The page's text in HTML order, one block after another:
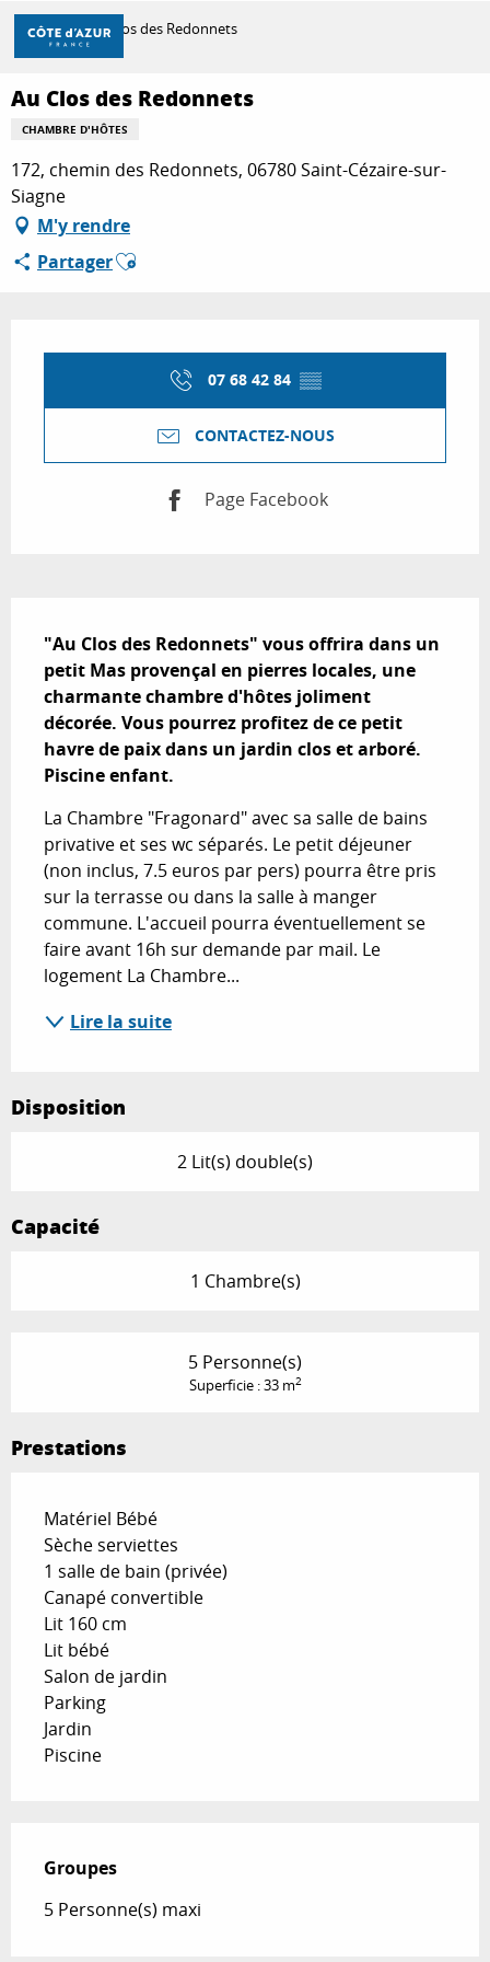
Aller
contenu
principal
DÉCOUVRIR
À FAIRE
SÉJOURNER
Accueil Au Clos des Redonnets
Au Clos des Redonnets
CHAMBRE D'HÔTES
172, chemin des Redonnets, 06780 Saint-Cézaire-sur-
Siagne
M'y rendre
PartagerAjouter aux favoris
07 68 42 84 ▒▒
CONTACTEZ-NOUS
Page Facebook
"Au Clos des Redonnets" vous offrira dans un
petit Mas provençal en pierres locales, une
charmante chambre d'hôtes joliment
décorée. Vous pourrez profitez de ce petit
havre de paix dans un jardin clos et arboré.
Piscine enfant.
La Chambre "Fragonard" avec sa salle de bains
privative et ses wc séparés. Le petit déjeuner
(non inclus, 7.5 euros par pers) pourra être pris
sur la terrasse ou dans la salle à manger
commune. L'accueil pourra éventuellement se
faire avant 16h sur demande par mail. Le
logement La Chambre...
Lire la suite
Disposition
2 Lit(s) double(s)
Capacité
1 Chambre(s)
5 Personne(s)
Superficie : 33 m2
Prestations
Matériel Bébé
Sèche serviettes
1 salle de bain (privée)
Canapé convertible
Lit 160 cm
Lit bébé
Salon de jardin
Parking
Jardin
Piscine
Groupes
Groupes
5 Personne(s) maxi